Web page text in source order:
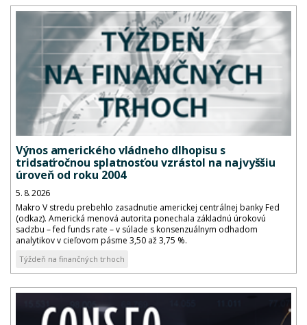
Výnos amerického vládneho dlhopisu s
tridsaťročnou splatnosťou vzrástol na najvyššiu
úroveň od roku 2004
5. 8. 2026
Makro V stredu prebehlo zasadnutie americkej centrálnej banky Fed
(odkaz). Americká menová autorita ponechala základnú úrokovú
sadzbu – fed funds rate – v súlade s konsenzuálnym odhadom
analytikov v cieľovom pásme 3,50 až 3,75 %.
Týždeň na finančných trhoch